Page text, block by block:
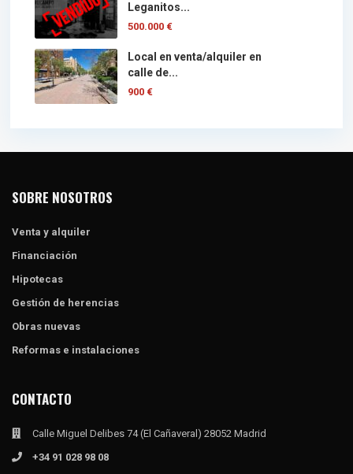
Leganitos...
500.000 €
Local en venta/alquiler en
calle de...
900 €
SOBRE NOSOTROS
Venta y alquiler
Financiación
Hipotecas
Gestión de herencias
Obras nuevas
Reformas e instalaciones
CONTACTO
Calle Miguel Delibes 74 (El Cañaveral) 28052 Madrid
+34 91 028 98 08